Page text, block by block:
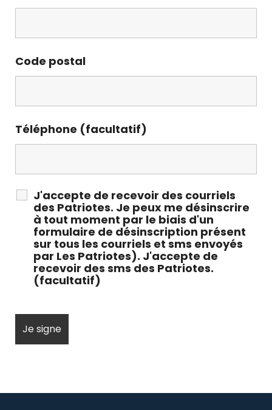
Code postal
Téléphone (facultatif)
J'accepte de recevoir des courriels
des Patriotes. Je peux me désinscrire
à tout moment par le biais d'un
formulaire de désinscription présent
sur tous les courriels et sms envoyés
par Les Patriotes). J'accepte de
recevoir des sms des Patriotes.
(facultatif)